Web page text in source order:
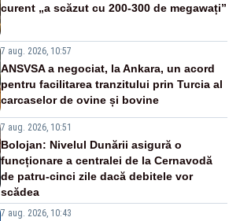
curent „a scăzut cu 200-300 de megawați”
7 aug. 2026, 10:57
ANSVSA a negociat, la Ankara, un acord
pentru facilitarea tranzitului prin Turcia al
carcaselor de ovine și bovine
7 aug. 2026, 10:51
Bolojan: Nivelul Dunării asigură o
funcționare a centralei de la Cernavodă
de patru-cinci zile dacă debitele vor
scădea
7 aug. 2026, 10:43